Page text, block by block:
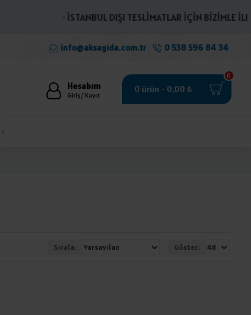
· İSTANBUL DIŞI TESLİMATLAR İÇİN BİZİMLE
info@aksagida.com.tr 0 538 596 84 34
Hesabım
Giriş / Kayıt
0 ürün - 0,00 ₺
0
Sırala: Göster: